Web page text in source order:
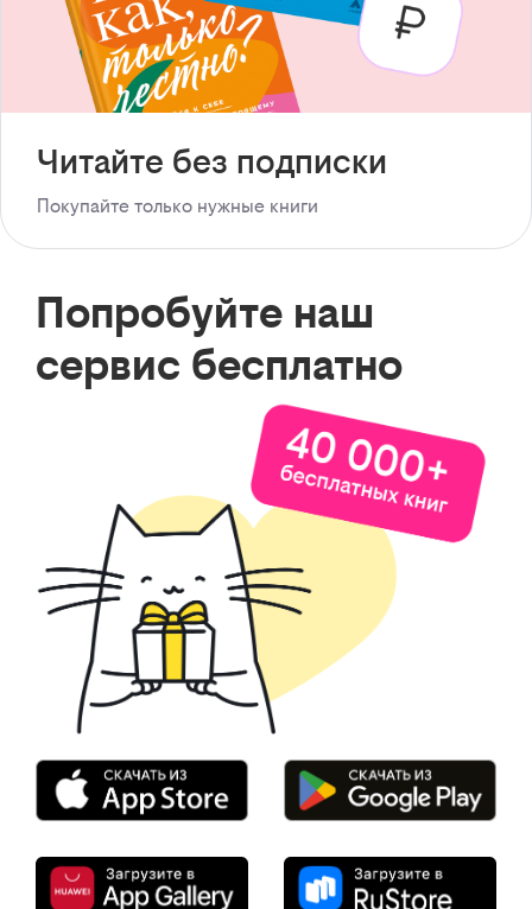
Читайте без подписки
Покупайте только нужные книги
Попробуйте наш
сервис бесплатно